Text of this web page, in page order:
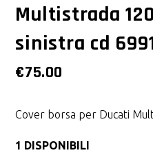
Multistrada
sinistra cd
€75.00
Cover borsa per Ducati
1 DISPONIBILI